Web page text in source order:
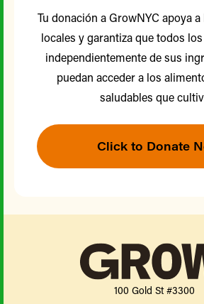
Tu donación a GrowNYC apoya
locales y garantiza que todos
independientemente de sus
puedan acceder a los
saludables que
Click to Donate
100 Gold St #3300